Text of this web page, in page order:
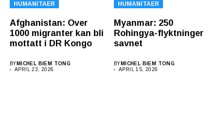
HUMANITAER
Afghanistan: Over
1000 migranter kan bli
mottatt i DR Kongo
BY MICHEL BIEM TONG
APRIL 23, 2026
HUMANITAER
Myanmar: 250
Rohingya-flyktninger
savnet
BY MICHEL BIEM TONG
APRIL 15, 2026